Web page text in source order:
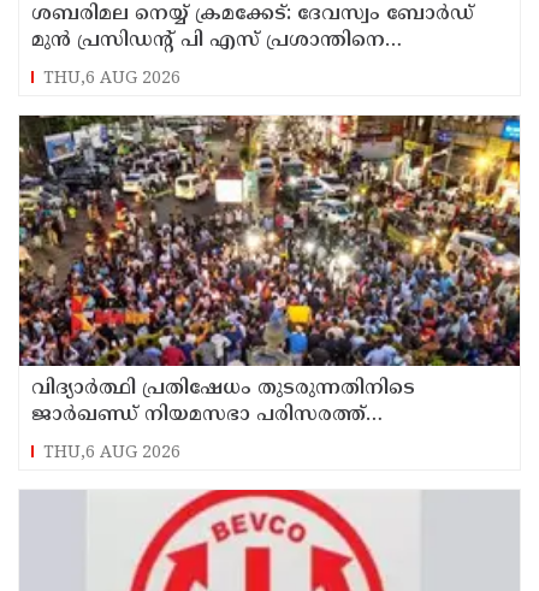
ശബരിമല നെയ്യ് ക്രമക്കേട്: ദേവസ്വം ബോര്‍ഡ്
മുന്‍ പ്രസിഡന്റ് പി എസ് പ്രശാന്തിനെ
പ്രതിയാക്കും: ദേവസ്വം വിജിലന്‍സ്
THU,6 AUG 2026
വിദ്യാര്‍ത്ഥി പ്രതിഷേധം തുടരുന്നതിനിടെ
ജാര്‍ഖണ്ഡ് നിയമസഭാ പരിസരത്ത്
നിരോധനാജ്ഞ
THU,6 AUG 2026